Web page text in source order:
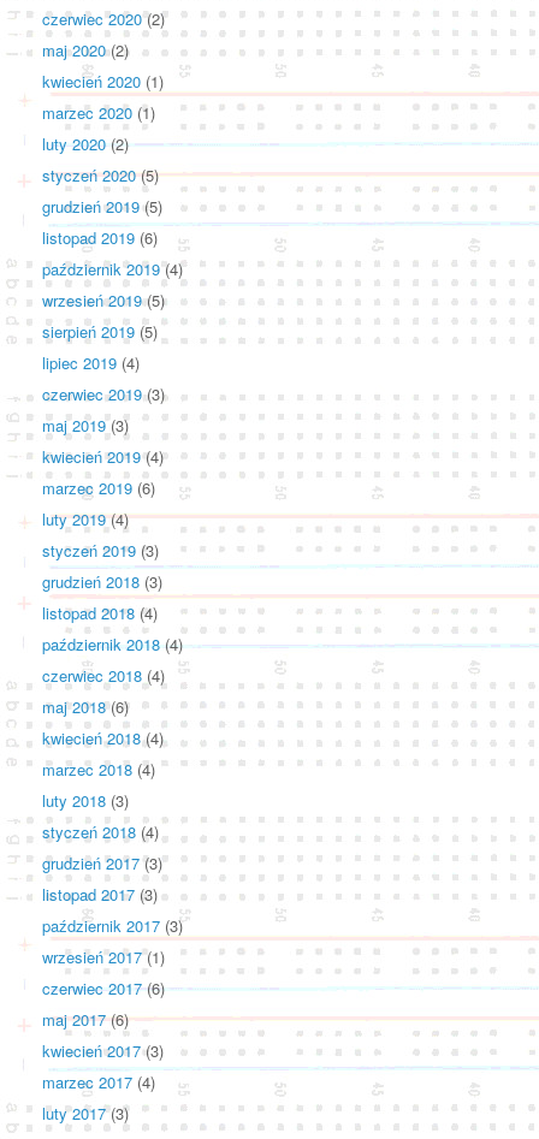
czerwiec 2020(2)
maj 2020(2)
kwiecień 2020 (1)
marzec 2020 (1)
luty 2020(2)
styczeń 2020 (5)
grudzień 2019(5)
listopad 2019 (6)
październik 2019(4)
wrzesień 2019(5)
sierpień 2019 (5)
lipiec 2019 (4)
czerwiec 2019(3)
maj 2019(3)
kwiecień 2019(4)
marzec 2019 (6)
luty 2019(4)
styczeń 2019 (3)
grudzień 2018 (3)
listopad 2018 (4)
październik 2018(4)
czerwiec 2018 (4)
maj 2018(6)
kwiecień 2018(4)
marzec 2018 (4)
luty 2018 (3)
styczeń 2018 (4)
grudzień 2017(3)
listopad 2017 (3)
październik 2017 (3)
wrzesień 2017(1)
czerwiec 2017 (6)
maj 2017 (6)
kwiecień 2017(3)
marzec 2017 (4)
luty 2017(3)